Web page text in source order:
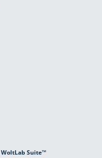
WoltLab Suite™